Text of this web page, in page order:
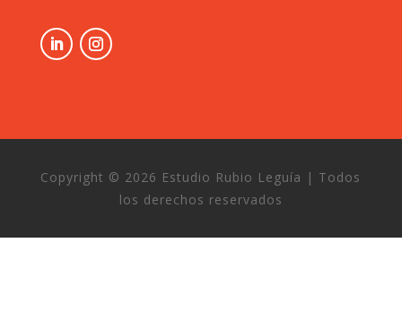
Copyright © 2026 Estudio Rubio Leguía | Todos
los derechos reservados